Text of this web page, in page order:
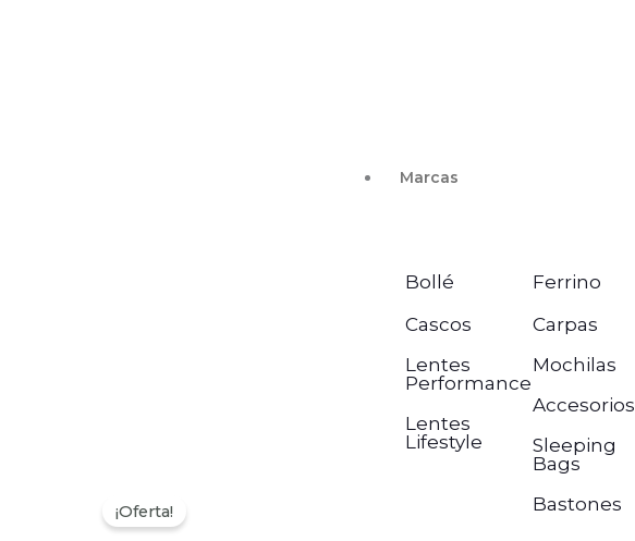
Marcas
Bollé
Cascos
Lentes
Performance
Lentes
Lifestyle
Ferrino
Carpas
Mochilas
Accesorios
Sleeping
Bags
Bastones
¡Oferta!